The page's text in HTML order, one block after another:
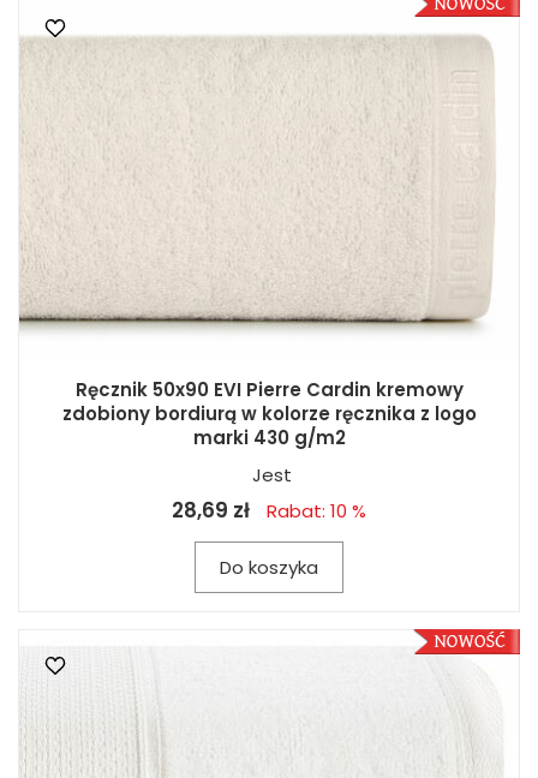
Ręcznik 50x90 EVI Pierre Cardin kremowy
zdobiony bordiurą w kolorze ręcznika z logo
marki 430 g/m2
Jest
28,69 zł Rabat: 10 %
Do koszyka